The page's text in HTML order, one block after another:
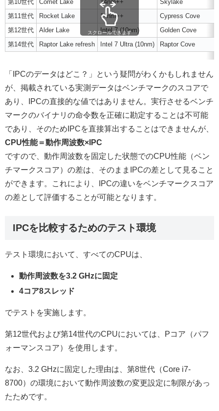
第10世代 Comet Lake 14nm++
Skylake
第11世代
Rocket Lake 14nm++
Cypress Cove
第12世代
Alder Lake Intel 7 (10nm)
Golden Cove
第14世代
Raptor Lake refresh Intel 7 Ultra (10nm) Raptor Cove
スクロールできます
「IPCのデータはどこ？」という疑問がわくかもしれません
が、掲載されている実測データはベンチマークのスコアで
あり、IPCの直接的な値ではありません。実行させるベンチ
マークのバイナリの命令数を正確に勘定することは不可能
であり、そのためIPCを直接算出することはできませんが、
CPU性能＝動作周波数×IPC
ですので、動作周波数を固定した状態でのCPU性能（ベン
チマークスコア）の差は、そのままIPCの差として見ること
ができます。これにより、IPCの違いをベンチマークスコア
の差として評価することが可能となります。
IPCを比較するためのテスト環境
テスト環境において、すべてのCPUは、
動作周波数を3.2 GHzに固定
4コア8スレッド
でテストを実施します。
第12世代および第14世代のCPUにおいては、Pコア（パフ
ォーマンスコア）を使用します。
なお、3.2 GHzに固定した理由は、第8世代（Core i7-
8700）の環境において動作周波数の変更設定に制限があっ
たためです。